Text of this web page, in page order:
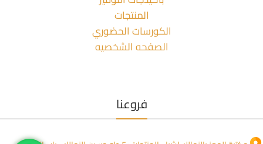
المنتجات
الكورسات الحضوري
الصفحه الشخصيه
فروعنا